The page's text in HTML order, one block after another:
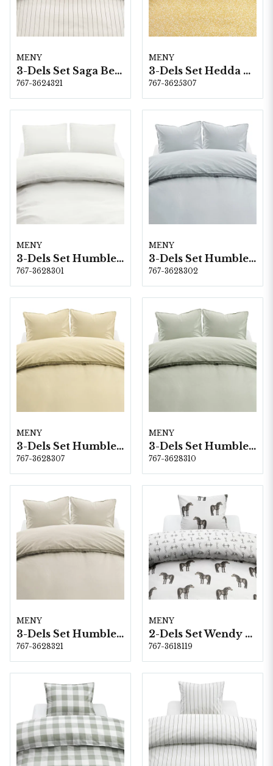
MENY
3-Dels Set Saga Beige Dubbel
767-3624321
MENY
3-Dels Set Hedda Gul Dubbel
767-3625307
MENY
3-Dels Set Humble Vit Dubbel
767-3628301
MENY
3-Dels Set Humble Ljusblå Dubbel
767-3628302
MENY
3-Dels Set Humble Gul Dubbel
767-3628307
MENY
3-Dels Set Humble Grön Dubbel
767-3628310
MENY
3-Dels Set Humble Beige Dubbel
767-3628321
MENY
2-Dels Set Wendy Brun
767-3618119